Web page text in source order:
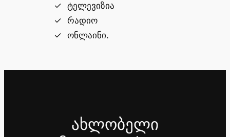
ტელევიზია
რადიო
ონლაინი.
ახლობელი